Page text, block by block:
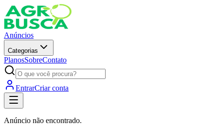
Anúncios
Categorias
PlanosSobreContato
EntrarCriar conta
Anúncio não encontrado.